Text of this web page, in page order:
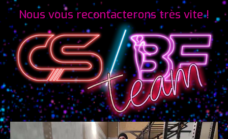
Nous vous recontacterons très vite !
Lecteur